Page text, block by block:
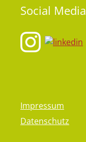
Social Media
Impressum
Datenschutz